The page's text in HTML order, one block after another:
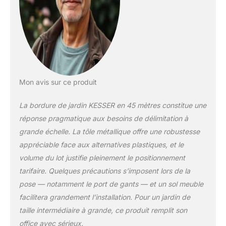
et à tenir les racines
indésirables à l'écart
de votre parterre.
𝐅𝐀𝐂𝐈𝐋𝐈𝐓É 𝐃𝐄 𝐌𝐈𝐒𝐄
𝐄𝐍 Œ𝐔𝐕𝐑𝐄 : La
d'engins de chantier
système
d'emboîtement
permet de relier
facilement les
de gazon entre elles.
Il n'y a pas besoin de
vis ou d'autres outils
fastidieux. Il suffit de
Mon avis sur ce produit
La bordure de jardin KESSER en 45 mètres constitue une
réponse pragmatique aux besoins de délimitation à
grande échelle. La tôle métallique offre une robustesse
appréciable face aux alternatives plastiques, et le
volume du lot justifie pleinement le positionnement
tarifaire. Quelques précautions s’imposent lors de la
pose — notamment le port de gants — et un sol meuble
facilitera grandement l’installation. Pour un jardin de
taille intermédiaire à grande, ce produit remplit son
office avec sérieux.